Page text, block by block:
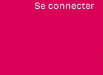
Se connecter